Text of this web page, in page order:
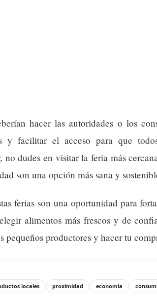
hacer las autoridades o los
y facilitar el acceso para que
no dudes en visitar la feria más
son una opción más sana y
ferias son una oportunidad para
alimentos más frescos y de
pequeños productores y hacer tu
locales proximidad economía